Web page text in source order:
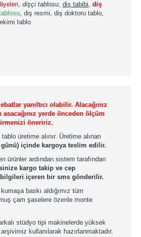
, dişçi tablosu, diş tabibi, diş
, diş resmi, diş doktoru tablo,
tablo
yanıltıcı olabilir. Alacağınız
asacağınız yerde önceden ölçüm
öneririz.
üretime alınır. Üretime alınan
günü) içinde kargoya teslim edilir.
ürünler ardından sistem tarafından
kargo takip ve cep
bilgileri içeren bir sms gönderilir.
baskı aldığımız tüm
çam şaselere özenle monte
stüdyo tipi makinelerde yüksek
kullanılarak hazırlanmaktadır.